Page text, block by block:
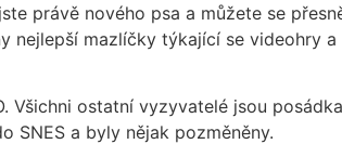
právě nového psa a můžete se
nejlepší mazlíčky týkající se videohry
Všichni ostatní vyzyvatelé jsou
SNES a byly nějak pozměněny.